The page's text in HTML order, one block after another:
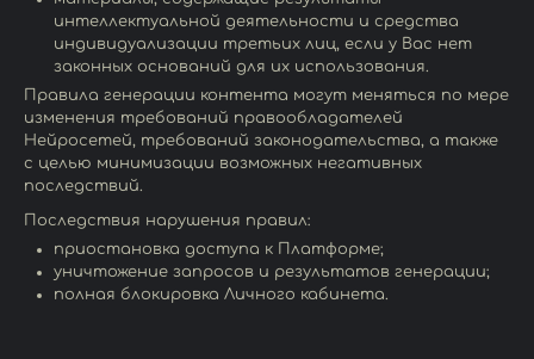
интеллектуальной деятельности и средства
индивидуализации третьих лиц, если у Вас нет
законных оснований для их использования.
Правила генерации контента могут меняться по мере
изменения требований правообладателей
Нейросетей, требований законодательства, а также
с целью минимизации возможных негативных
последствий.
Последствия нарушения правил:
приостановка доступа к Платформе;
уничтожение запросов и результатов генерации;
полная блокировка Личного кабинета.